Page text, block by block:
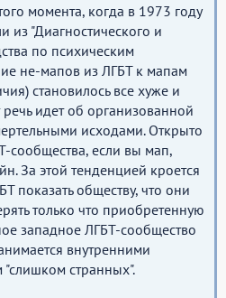
момента, когда в 1973 году
из "Диагностического и
по психическим
не-мапов из ЛГБТ к мапам
становилось все хуже и
идет об организованной
исходами. Открыто
сообщества, если вы мап,
За этой тенденцией кроется
показать обществу, что они
только что приобретенную
западное ЛГБТ-сообщество
внутренними
странных".